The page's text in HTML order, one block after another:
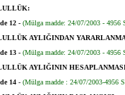
12 - (Mülga madde: 24/07/2003 - 4956
AYLIĞINDAN
13 - (Mülga madde: 24/07/2003 - 4956
AYLIĞININ
14 - (Mülga madde : 24/07/2003-4956